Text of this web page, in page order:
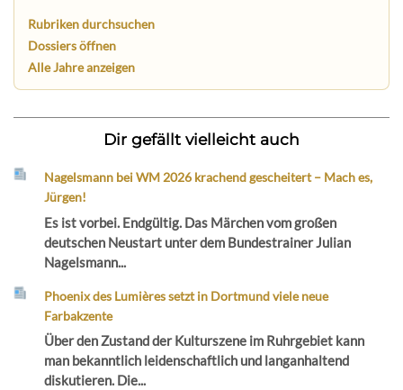
Rubriken durchsuchen
Dossiers öffnen
Alle Jahre anzeigen
Dir gefällt vielleicht auch
Nagelsmann bei WM 2026 krachend gescheitert – Mach es,
Jürgen!
Es ist vorbei. Endgültig. Das Märchen vom großen
deutschen Neustart unter dem Bundestrainer Julian
Nagelsmann...
Phoenix des Lumières setzt in Dortmund viele neue
Farbakzente
Über den Zustand der Kulturszene im Ruhrgebiet kann
man bekanntlich leidenschaftlich und langanhaltend
diskutieren. Die...